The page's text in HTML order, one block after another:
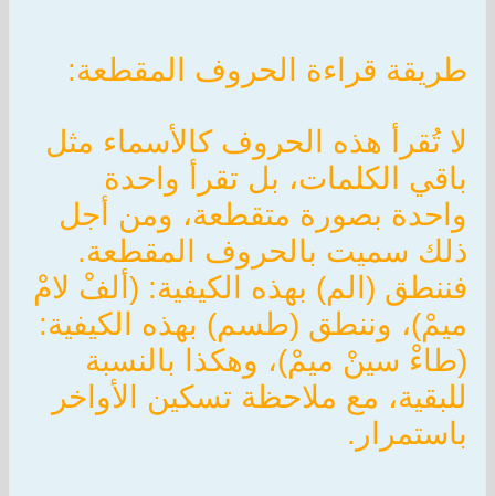
طريقة قراءة الحروف المقطعة:
لا تُقرأ هذه الحروف كالأسماء مثل
باقي الكلمات، بل تقرأ واحدة
واحدة بصورة متقطعة، ومن أجل
ذلك سميت بالحروف المقطعة.
فننطق (الم) بهذه الكيفية: (ألفْ لامْ
ميمْ)، وننطق (طسم) بهذه الكيفية:
(طاءْ سينْ ميمْ)، وهكذا بالنسبة
للبقية، مع ملاحظة تسكين الأواخر
باستمرار.